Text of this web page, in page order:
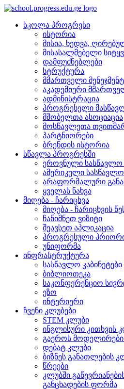
სკოლა პროგრესი
ისტორია
მისია, ხედვა,
მისასალმებელი
დამფუძნებლები
სტრუქტურა
მმართველი
აკადემიური
ადმინისტრაცია
პროგრესელი
მშობელთა ასოციაცია
მოსწავლეთა
პარტნიორები
ბრენდის ისტორია
სწავლა პროგრესში
ეროვნული
ამერიკული
არაფორმალური
ყველას ნახვა
მიღება - ჩარიცხვა
მიღება - ჩარიცხვის
ჩანიშნეთ ვიზიტი
შეავსეთ აპლიკაცია
პროგრესული
უნიფორმა
ინფრასტრუქტურა
სასწავლო კაბინეტები
ბიბლიოთეკა
საკონფერენციო
ეზო
ინტერიერი
ჩვენი კლუბები
STEM კლუბი
ინგლისური კითხვის
გაეროს
დებატ კლუბი
ბიზნეს განათლების
წრეები
კლუბში
განცხადების ფორმა